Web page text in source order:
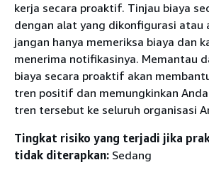
kerja secara proaktif. Tinjau biaya
dengan alat yang dikonfigurasi atau
jangan hanya memeriksa biaya dan
menerima notifikasinya. Memantau
biaya secara proaktif akan
tren positif dan memungkinkan
tren tersebut ke seluruh organisasi
Tingkat risiko yang terjadi jika
tidak diterapkan: Sedang